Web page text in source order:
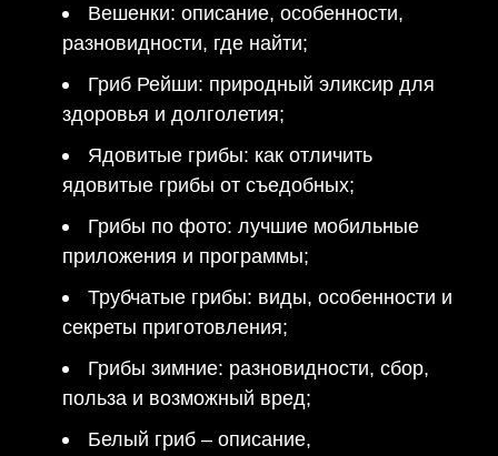
Вешенки: описание, особенности,
разновидности, где найти;
Гриб Рейши: природный эликсир для
здоровья и долголетия;
Ядовитые грибы: как отличить
ядовитые грибы от съедобных;
Грибы по фото: лучшие мобильные
приложения и программы;
Трубчатые грибы: виды, особенности и
секреты приготовления;
Грибы зимние: разновидности, сбор,
польза и возможный вред;
Белый гриб – описание,